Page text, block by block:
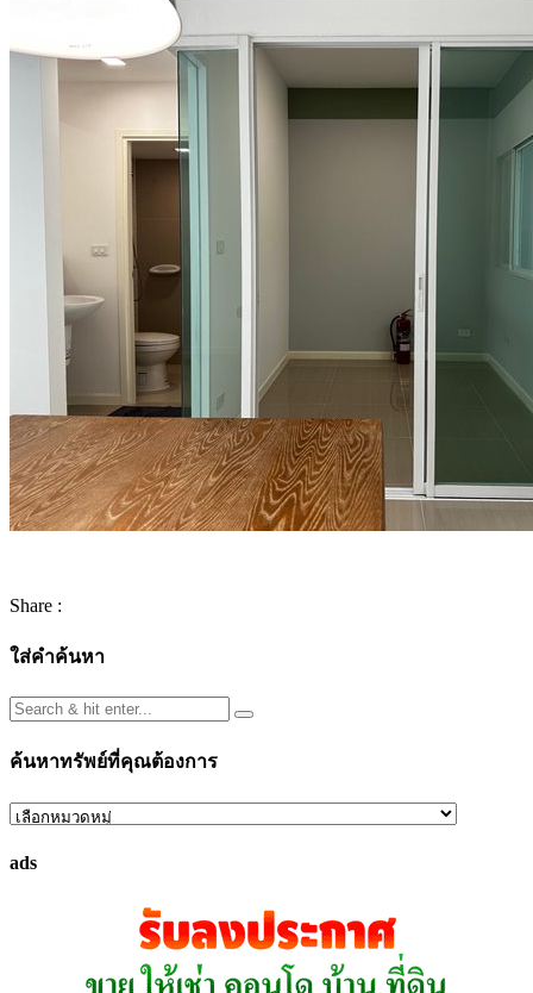
Share :
ใส่คำค้นหา
ค้นหาทรัพย์ที่คุณต้องการ
ค้นหา
ที่
ads